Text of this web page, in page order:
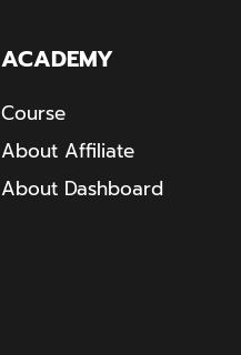
ACADEMY
Course
About Affiliate
About Dashboard